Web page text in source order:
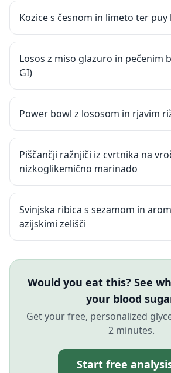
Kozice s česnom in limeto ter puy
Losos z miso glazuro in pečenim
GI)
Power bowl z lososom in rjavim
Piščančji ražnjiči iz cvrtnika na
nizkoglikemično marinado
Svinjska ribica s sezamom in
azijskimi zelišči
Would you eat this? See
your blood
Get your free, personalized
2 minutes.
Start free